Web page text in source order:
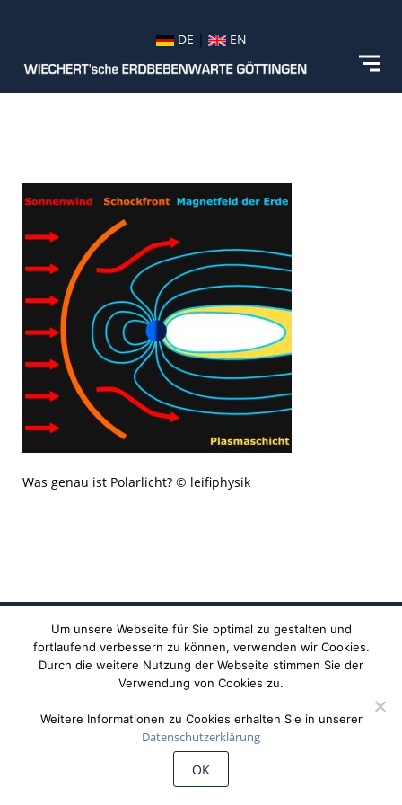
DE | EN
Was genau ist Polarlicht? © leifiphysik
Wiechert'sche Erdbebenwarte Göttingen
Um unsere Webseite für Sie optimal zu gestalten und
fortlaufend verbessern zu können, verwenden wir Cookies.
Durch die weitere Nutzung der Webseite stimmen Sie der
Verwendung von Cookies zu.
Weitere Informationen zu Cookies erhalten Sie in unserer
Datenschutzerklärung
OK